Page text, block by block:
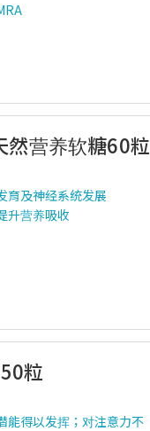
营养软糖60粒
育及神经系统发展
升营养吸收
粒
能得以发挥；对注意力不